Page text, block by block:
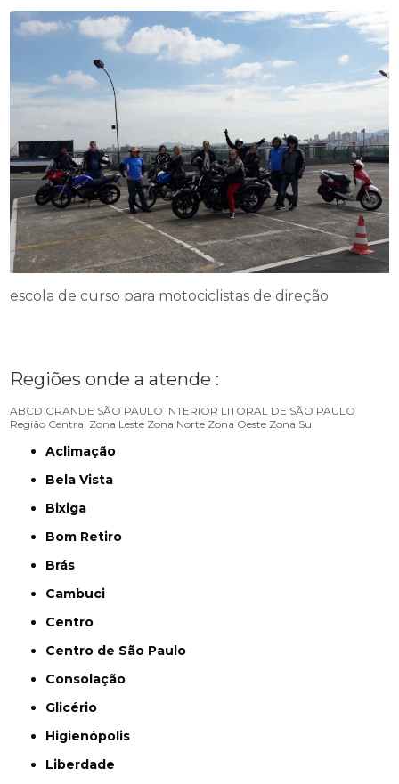
escola de curso para motociclistas de direção
Regiões onde a atende :
ABCD GRANDE SÃO PAULO INTERIOR LITORAL DE SÃO PAULO
Região Central Zona Leste Zona Norte Zona Oeste Zona Sul
Aclimação
Bela Vista
Bixiga
Bom Retiro
Brás
Cambuci
Centro
Centro de São Paulo
Consolação
Glicério
Higienópolis
Liberdade